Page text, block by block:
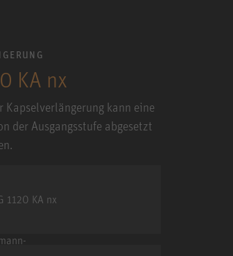
KA nx
Kapselverlängerung kann eine
der Ausgangsstufe abgesetzt
1120 KA nx